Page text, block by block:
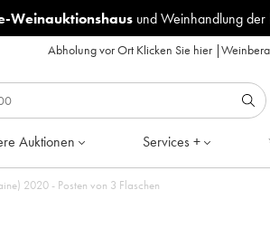
Weinauktionshausund Weinhandlung der
Abholung vor Ort Klicken Sie hier|
Auktionen Services +
2020 - Posten von 3 Flaschen